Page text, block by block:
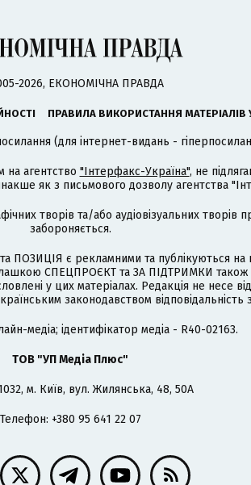
2026, ЕКОНОМІЧНА ПРАВДА
ПРАВИЛА ВИКОРИСТАННЯ МАТЕРІАЛІВ
(для інтернет-видань -
на агентство "Інтерфакс-Україна", не
як з письмового дозволу агентства
творів та/або аудіовізуальних
забороняється.
є рекламними та публікуються на
СПЕЦПРОЄКТ та ЗА ПІДТРИМКИ
у цих матеріалах. Редакція не несе
законодавством
медіа; ідентифікатор медіа - R40-02163.
ТОВ "УП Медіа Плюс"
м. Київ, вул. Жилянська, 48, 50А
Телефон: +380 95 641 22 07